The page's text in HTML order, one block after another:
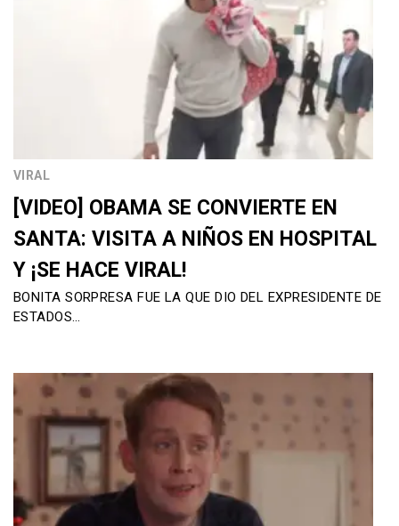
VIRAL
[VIDEO] OBAMA SE CONVIERTE EN
SANTA: VISITA A NIÑOS EN HOSPITAL
Y ¡SE HACE VIRAL!
BONITA SORPRESA FUE LA QUE DIO DEL EXPRESIDENTE DE
ESTADOS…